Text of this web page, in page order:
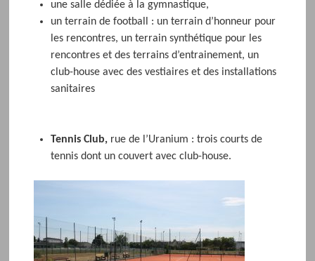
une salle dédiée à la gymnastique,
un terrain de football : un terrain d’honneur pour
les rencontres, un terrain synthétique pour les
rencontres et des terrains d’entrainement, un
club-house avec des vestiaires et des installations
sanitaires
Tennis Club, rue de l’Uranium : trois courts de
tennis dont un couvert avec club-house.